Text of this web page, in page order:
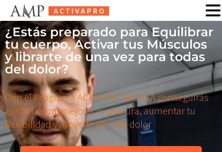
¿Estás preparado para Equilibrar
tu cuerpo, Activar tus Músculos
y librarte de una vez para todas
del dolor?
Con el Programa ACTÍVATE EN CASA conseguirás
ganar fuerza, mejorar tu postura, aumentar tu
flexibilidad y moverte libre de dolor